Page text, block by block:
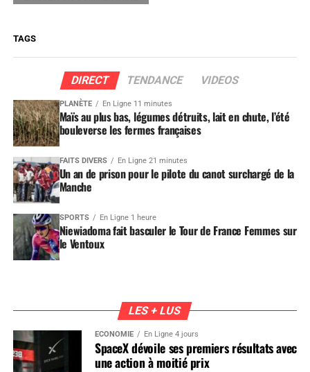
TAGS
DIRECT TENDANCE VIDEOS
PLANÈTE En Ligne 11 minutes
Maïs au plus bas, légumes détruits, lait en chute, l’été
bouleverse les fermes françaises
FAITS DIVERS En Ligne 21 minutes
Un an de prison pour le pilote du canot surchargé de la
Manche
SPORTS En Ligne 1 heure
Niewiadoma fait basculer le Tour de France Femmes sur
le Ventoux
LES + LUS
ÉCONOMIE En Ligne 4 jours
SpaceX dévoile ses premiers résultats avec
une action à moitié prix